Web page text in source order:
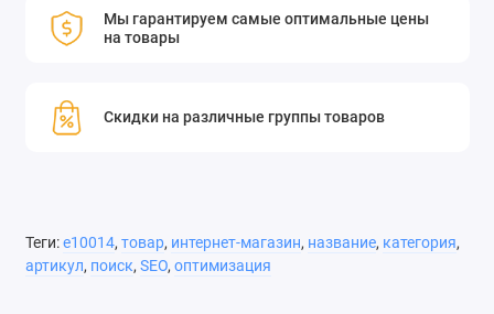
Мы гарантируем самые оптимальные цены
на товары
Скидки на различные группы товаров
Теги:e10014, товар, интернет-магазин, название, категория,
артикул, поиск, SEO, оптимизация